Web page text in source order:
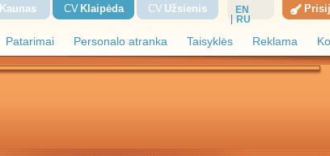
Patarimai Personalo atranka Taisyklės Reklama
Kaunas CV Klaipėda CV Užsienis
EN
RU